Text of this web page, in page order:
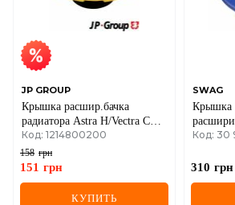
JP GROUP
Крышка расшир.бачка
радиатора Astra H/Vectra C
02-12
Код: 1214800200
158 грн
151 грн
КУПИТЬ
SWAG
Крышка
A4/VW
Код: 30
310 грн